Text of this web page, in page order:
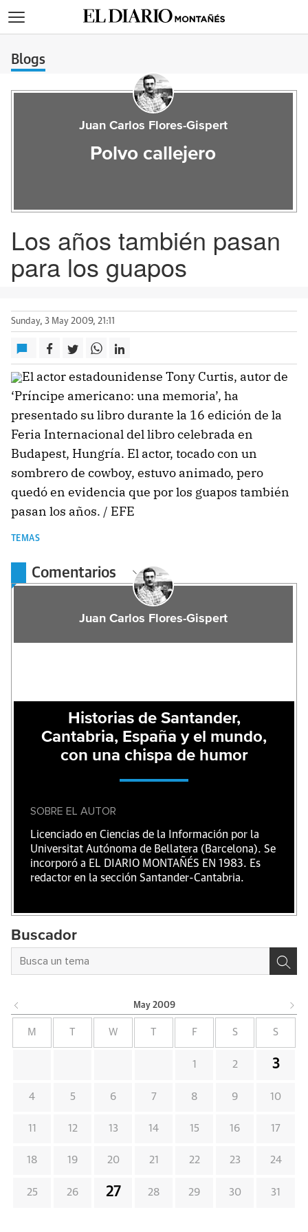
Blogs
Juan Carlos Flores-Gispert
Polvo callejero
Los años también pasan
para los guapos
Sunday, 3 May 2009, 21:11
El actor estadounidense Tony Curtis, autor de
‘Príncipe americano: una memoria’, ha
presentado su libro durante la 16 edición de la
Feria Internacional del libro celebrada en
Budapest, Hungría. El actor, tocado con un
sombrero de cowboy, estuvo animado, pero
quedó en evidencia que por los guapos también
pasan los años. / EFE
TEMAS
Comentarios
Juan Carlos Flores-Gispert
Historias de Santander,
Cantabria, España y el mundo,
con una chispa de humor
SOBRE EL AUTOR
Licenciado en Ciencias de la Información por la
Universitat Autónoma de Bellatera (Barcelona). Se
incorporó a EL DIARIO MONTAÑÉS EN 1983. Es
redactor en la sección Santander-Cantabria.
Buscador
May 2009
M W F S S
1 2 3
4 5 6 7 8 9 10
11 12 13 14 15 16 17
18 19 20 21 22 23 24
25 26 27 28 29 30 31